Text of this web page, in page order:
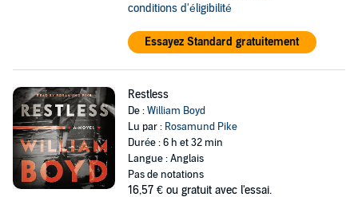
conditions d'éligibilité
Essayez Standard gratuitement
Restless
De :William Boyd
Lu par : Rosamund Pike
Durée : 6 h et 32 min
Langue : Anglais
Pas de notations
16,57 € ou gratuit avec l'essai.